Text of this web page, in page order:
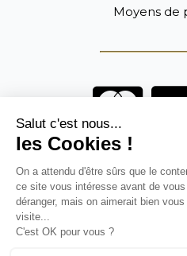
Moyens de
Vous êtes un